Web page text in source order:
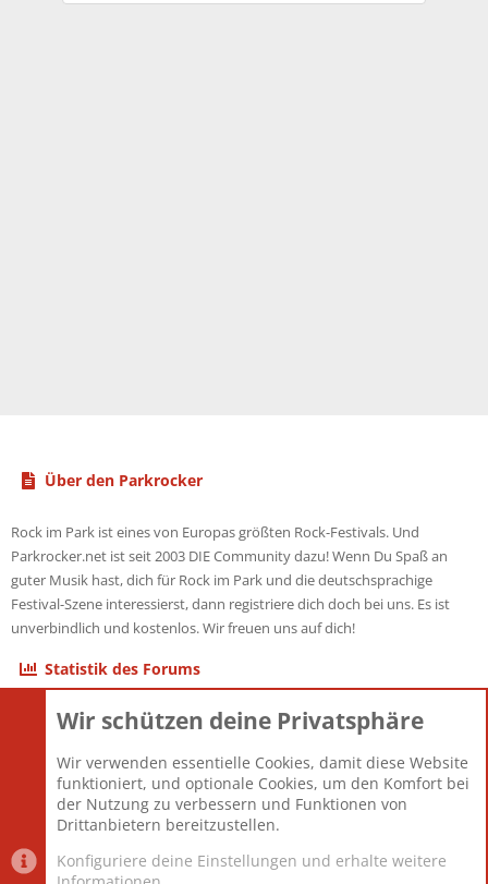
Über den Parkrocker
Rock im Park ist eines von Europas größten Rock-Festivals. Und
Parkrocker.net ist seit 2003 DIE Community dazu! Wenn Du Spaß an
guter Musik hast, dich für Rock im Park und die deutschsprachige
Festival-Szene interessierst, dann registriere dich doch bei uns. Es ist
unverbindlich und kostenlos. Wir freuen uns auf dich!
Statistik des Forums
Themen
Mitglieder
12.425
Neuestes Mitglied
Toddster85
Wir schützen deine Privatsphäre
Wir verwenden essentielle Cookies, damit diese Website
funktioniert, und optionale Cookies, um den Komfort bei
der Nutzung zu verbessern und Funktionen von
Drittanbietern bereitzustellen.
Konfiguriere deine Einstellungen und erhalte weitere